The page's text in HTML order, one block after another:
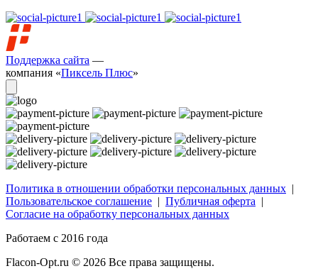
Поддержка сайта —
компания «Пиксель Плюс»
Политика в отношении обработки персональных данных |
Пользовательское соглашение | Публичная оферта |
Согласие на обработку персональных данных
Работаем с 2016 года
Flacon-Opt.ru © 2026 Все права защищены.